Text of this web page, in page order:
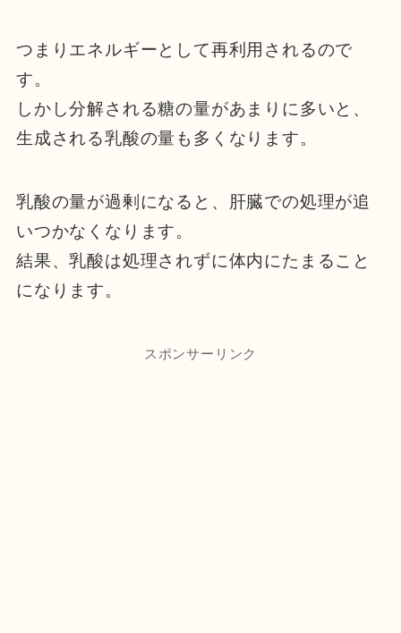
つまりエネルギーとして再利用されるので
す。
しかし分解される糖の量があまりに多いと、
生成される乳酸の量も多くなります。
乳酸の量が過剰になると、肝臓での処理が追
いつかなくなります。
結果、乳酸は処理されずに体内にたまること
になります。
スポンサーリンク